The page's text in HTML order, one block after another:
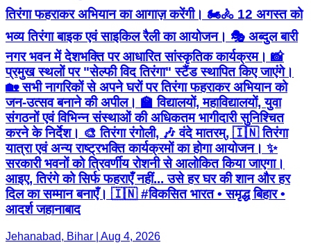
तिरंगा फहराकर अभियान का आगाज़ करेंगी। 🏍️🚴 12 अगस्त को
भव्य तिरंगा बाइक एवं साइकिल रैली का आयोजन। 🎭 अब्दुल बारी
नगर भवन में देशभक्ति पर आधारित सांस्कृतिक कार्यक्रम। 📸
प्रमुख स्थलों पर "सेल्फी विद तिरंगा" स्टैंड स्थापित किए जाएंगे।
🏡 सभी नागरिकों से अपने घरों पर तिरंगा फहराकर अभियान को
जन-उत्सव बनाने की अपील। 🏫 विद्यालयों, महाविद्यालयों, युवा
संगठनों एवं विभिन्न संस्थाओं की अधिकतम भागीदारी सुनिश्चित
करने के निर्देश। 🎨 तिरंगा रंगोली, 🎶 वंदे मातरम्, 🇮🇳 तिरंगा
यात्रा एवं अन्य राष्ट्रभक्ति कार्यक्रमों का होगा आयोजन। ✨
सरकारी भवनों को त्रिवर्णीय रोशनी से आलोकित किया जाएगा।
आइए, तिरंगे को सिर्फ फहराएँ नहीं... उसे हर घर की शान और हर
दिल का सम्मान बनाएँ। 🇮🇳 #विकसित भारत • समृद्ध बिहार •
आदर्श जहानाबाद
Jehanabad, Bihar | Aug 4, 2026